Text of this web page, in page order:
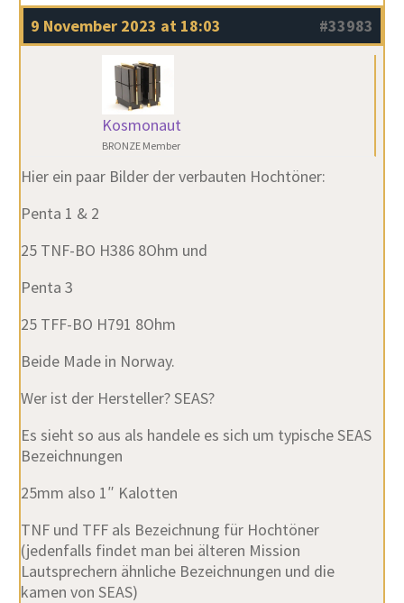
9 November 2023 at 18:03
#33983
Kosmonaut
BRONZE Member
Hier ein paar Bilder der verbauten Hochtöner:
Penta 1 & 2
25 TNF-BO H386 8Ohm und
Penta 3
25 TFF-BO H791 8Ohm
Beide Made in Norway.
Wer ist der Hersteller? SEAS?
Es sieht so aus als handele es sich um typische SEAS
Bezeichnungen
25mm also 1″ Kalotten
TNF und TFF als Bezeichnung für Hochtöner
(jedenfalls findet man bei älteren Mission
Lautsprechern ähnliche Bezeichnungen und die
kamen von SEAS)